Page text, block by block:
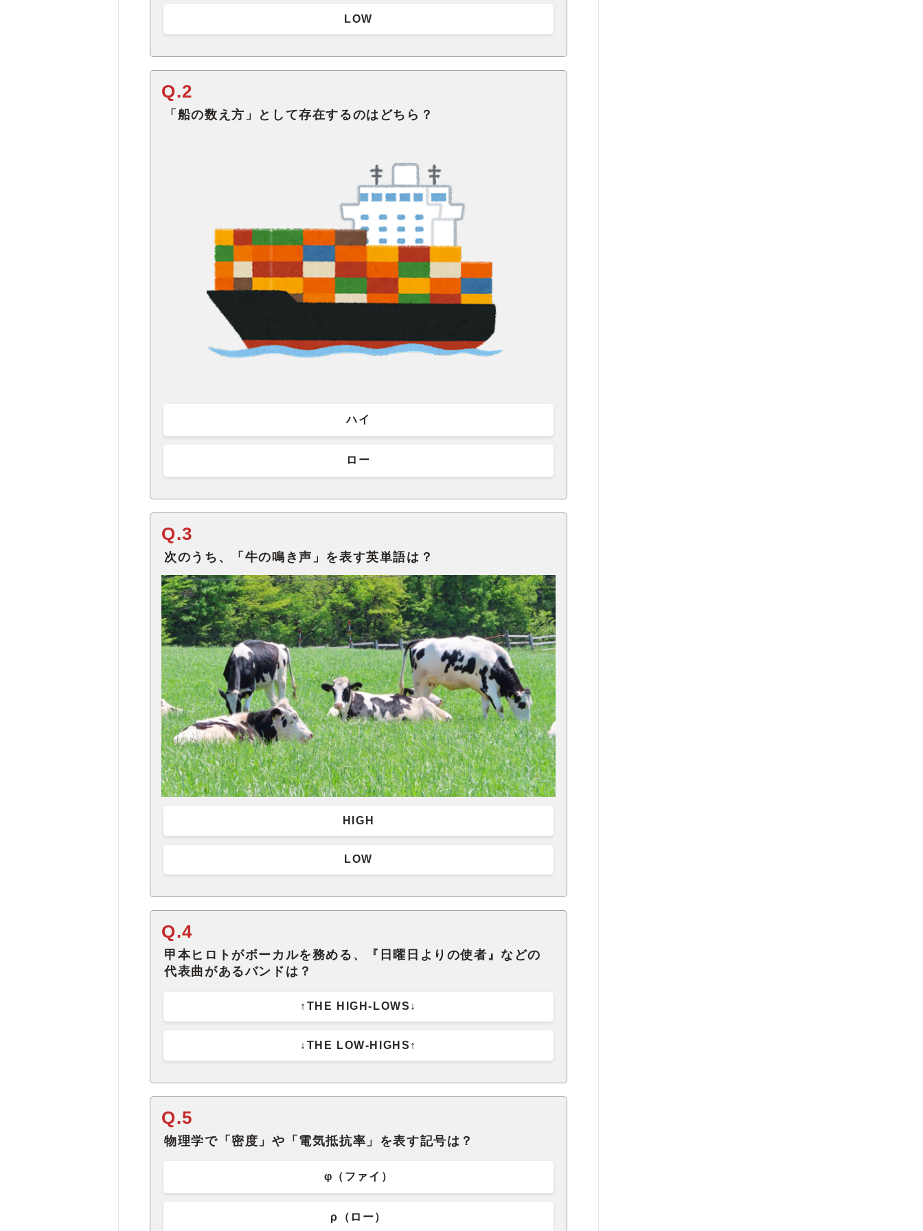
LOW
Q.2
「船の数え方」として存在するのはどちら？
ハイ
ロー
Q.3
次のうち、「牛の鳴き声」を表す英単語は？
HIGH
LOW
Q.4
甲本ヒロトがボーカルを務める、『日曜日よりの使者』などの
代表曲があるバンドは？
↑THE HIGH-LOWS↓
↓THE LOW-HIGHS↑
Q.5
物理学で「密度」や「電気抵抗率」を表す記号は？
φ（ファイ）
ρ（ロー）